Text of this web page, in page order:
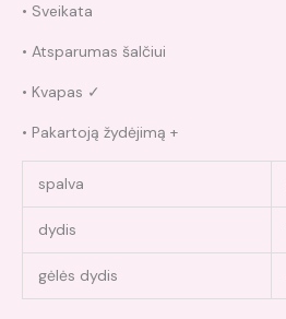
• Sveikata
• Atsparumas šalčiui
• Kvapas ✓
• Pakartoją žydėjimą +
spalva
dydis
gėlės dydis